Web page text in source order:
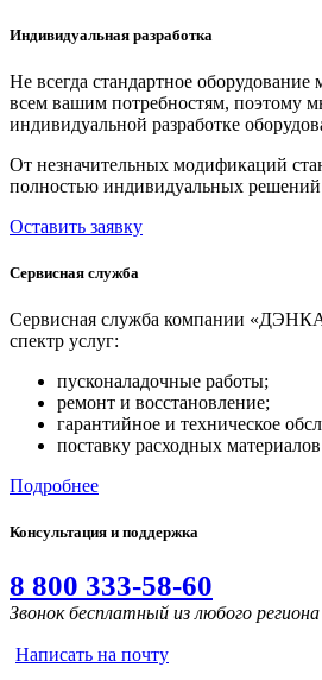
Индивидуальная разработка
Не всегда стандартное оборудование
всем вашим потребностям, поэтому
индивидуальной разработке
От незначительных модификаций
полностью индивидуальных
Оставить заявку
Сервисная служба
Сервисная служба компании
спектр услуг:
пусконаладочные работы;
ремонт и восстановление;
гарантийное и техническое
поставку расходных
Подробнее
Консультация и поддержка
8 800 333-58-60
Звонок бесплатный из любого региона
Написать на почту